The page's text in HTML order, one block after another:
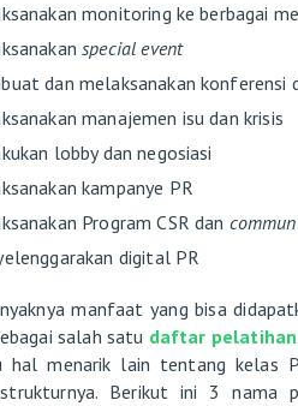
monitoring ke berbagai
special event
dan melaksanakan konferensi
manajemen isu dan krisis
lobby dan negosiasi
kampanye PR
Program CSR dan
digital PR
manfaat yang bisa
salah satu daftar
hal menarik lain tentang kelas
Berikut ini 3 nama